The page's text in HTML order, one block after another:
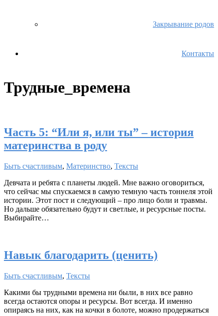
Закрывание родов
Контакты
Трудные_времена
Часть 5: “Или я, или ты” – история
материнства в роду
Быть счастливым, Материнство, Тексты
Девчата и ребята с планеты людей. Мне важно оговориться,
что сейчас мы спускаемся в самую темную часть тоннеля этой
истории. Этот пост и следующий – про лицо боли и травмы.
Но дальше обязательно будут и светлые, и ресурсные посты.
Выбирайте…
Навык благодарить (ценить)
Быть счастливым, Тексты
Какими бы трудными времена ни были, в них все равно
всегда остаются опоры и ресурсы. Вот всегда. И именно
опираясь на них, как на кочки в болоте, можно продержаться